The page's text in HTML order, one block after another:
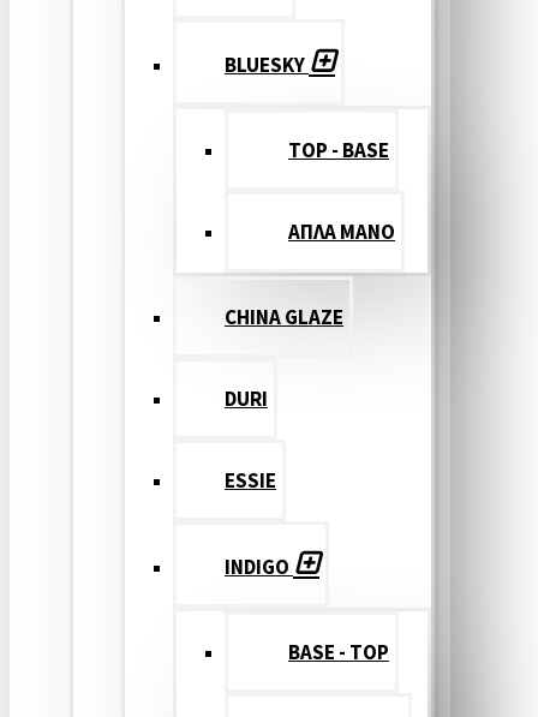
BLUESKY
TOP - BASE
ΑΠΛΑ ΜΑΝΟ
CHINA GLAZE
DURI
ESSIE
INDIGO
BASE - TOP